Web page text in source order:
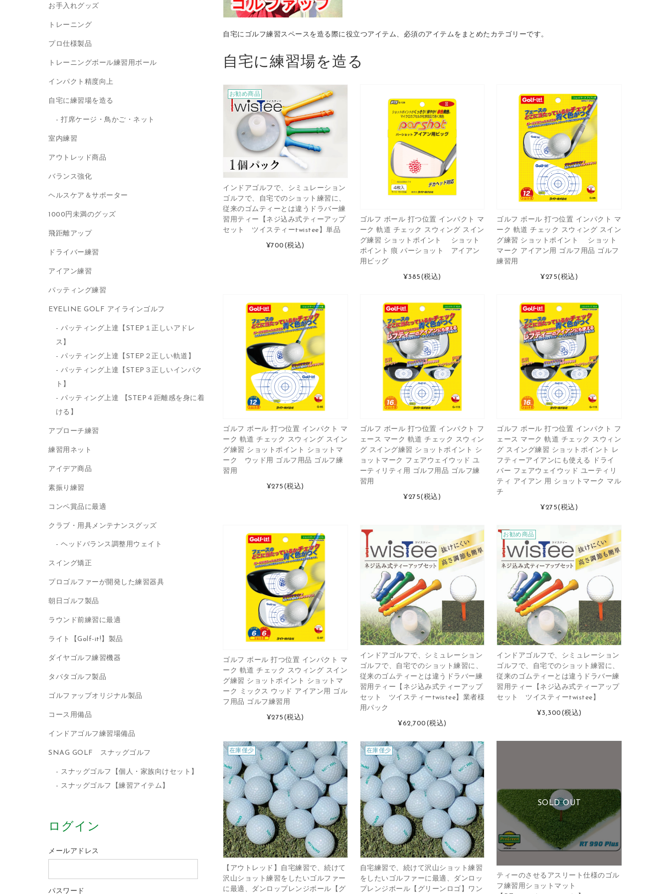
自宅にゴルフ練習スペースを造る際に役立つアイテム、必須のアイテムをまとめたカテゴリーです。
自宅に練習場を造る
お勧め商品
インドアゴルフで、シミュレーション
ゴルフで、自宅でのショット練習に、
従来のゴムティーとは違うドラバー練
習用ティー【ネジ込み式ティーアップ
セット ツイスティーtwistee】単品
¥700 (税込)
ゴルフ ボール 打つ位置 インパクト マ
ーク 軌道 チェック スウィング スイン
グ練習 ショットポイント ショット
ポイント 痕 パーショット アイアン
用ビッグ
¥385 (税込)
ゴルフ ボール 打つ位置 インパクト マ
ーク 軌道 チェック スウィング スイン
グ練習 ショットポイント ショット
マーク アイアン用 ゴルフ用品 ゴルフ
練習用
¥275(税込)
ゴルフ ボール 打つ位置 インパクト マ
ーク 軌道 チェック スウィング スイン
グ練習 ショットポイント ショットマ
ーク ウッド用 ゴルフ用品 ゴルフ練
習用
¥275 (税込)
ゴルフ ボール 打つ位置 インパクト フ
ェース マーク 軌道 チェック スウィン
グ スイング練習 ショットポイント シ
ョットマーク フェアウェイウッド ユ
ーティリティ用 ゴルフ用品 ゴルフ練
習用
¥275(税込)
ゴルフ ボール 打つ位置 インパクト フ
ェース マーク 軌道 チェック スウィン
グ スイング練習 ショットポイント レ
フティーアイアンにも使える ドライ
バー フェアウェイウッド ユーティリ
ティ アイアン 用 ショットマーク マル
チ
¥275(税込)
ゴルフ ボール 打つ位置 インパクト マ
ーク 軌道 チェック スウィング スイン
グ練習 ショットポイント ショットマ
ーク ミックス ウッド アイアン用 ゴル
フ用品 ゴルフ練習用
¥275 (税込)
インドアゴルフで、シミュレーション
ゴルフで、自宅でのショット練習に、
従来のゴムティーとは違うドラバー練
習用ティー【ネジ込み式ティーアップ
セット ツイスティーtwistee】業者様
用パック
¥62,700 (税込)
お勧め商品
インドアゴルフで、シミュレーション
ゴルフで、自宅でのショット練習に、
従来のゴムティーとは違うドラバー練
習用ティー【ネジ込み式ティーアップ
セット ツイスティーtwistee】
¥3,300 (税込)
在庫僅少
【アウトレッド】自宅練習で、続けて
沢山ショット練習をしたいゴルファー
に最適、ダンロップレンジボール【グ
在庫僅少
自宅練習で、続けて沢山ショット練習
をしたいゴルファーに最適、ダンロッ
プレンジボール【グリーンロゴ】ワン
SOLD OUT
ティーのさせるアスリート仕様のゴル
フ練習用ショットマット
お手入れグッズ
トレーニング
プロ仕様製品
トレーニングボール練習用ボール
インパクト精度向上
自宅に練習場を造る
打席ケージ・鳥かご・ネット
室内練習
アウトレッド商品
バランス強化
ヘルスケア＆サポーター
1000円未満のグッズ
飛距離アップ
ドライバー練習
アイアン練習
パッティング練習
EYELINE GOLF アイラインゴルフ
パッティング上達【STEP１正しいアドレ
ス】
パッティング上達【STEP２正しい軌道】
パッティング上達【STEP３正しいインパク
ト】
パッティング上達 【STEP４距離感を身に着
ける】
アプローチ練習
練習用ネット
アイデア商品
素振り練習
コンペ賞品に最適
クラブ・用具メンテナンスグッズ
ヘッドバランス調整用ウェイト
スイング矯正
プロゴルファーが開発した練習器具
朝日ゴルフ製品
ラウンド前練習に最適
ライト【Golf-it!】製品
ダイヤゴルフ練習機器
タバタゴルフ製品
ゴルファップオリジナル製品
コース用備品
インドアゴルフ練習場備品
SNAG GOLF スナッグゴルフ
スナッグゴルフ【個人・家族向けセット】
スナッグゴルフ【練習アイテム】
ログイン
メールアドレス
パスワード